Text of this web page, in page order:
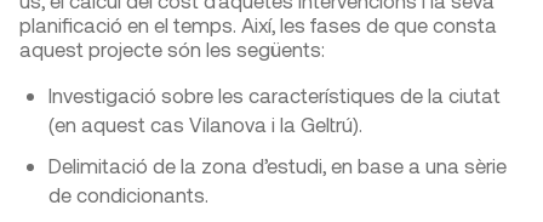
planificació en el temps. Així, les fases de que consta
aquest projecte són les següents:
Investigació sobre les característiques de la ciutat
(en aquest cas Vilanova i la Geltrú).
Delimitació de la zona d’estudi, en base a una sèrie
de condicionants.